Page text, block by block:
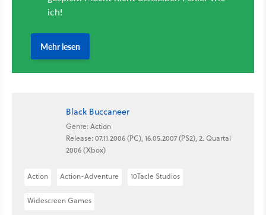
Black Buccaneer
Genre: Action
Release: 07.11.2006 (PC), 16.05.2007 (PS2), 2. Quartal
2006 (Xbox)
Action Action-Adventure 10Tacle Studios
Widescreen Games